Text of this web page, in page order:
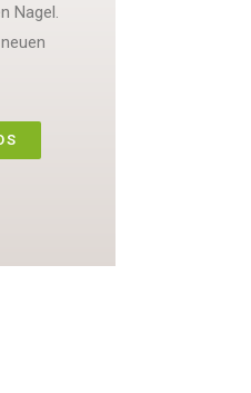
Nagel.